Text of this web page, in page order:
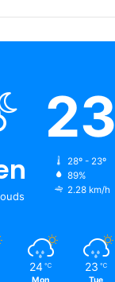
23
28º - 23º
89%
2.28 km/h
24 ℃ 23 ℃